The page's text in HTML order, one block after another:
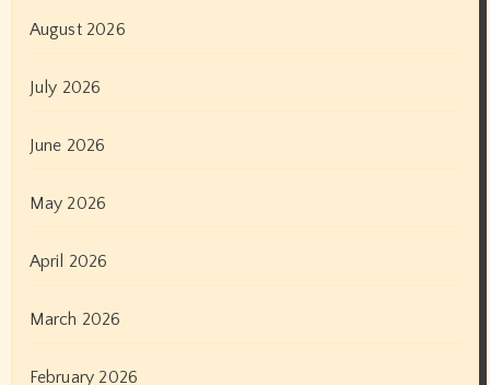
August 2026
July 2026
June 2026
May 2026
April 2026
March 2026
February 2026